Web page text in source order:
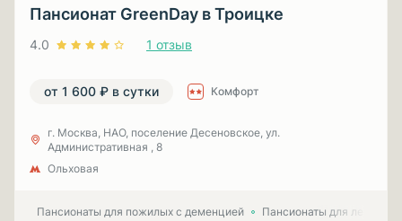
Пансионат GreenDay в Троицке
4.0 1 отзыв
от 1 600 ₽ в сутки Комфорт
г. Москва, НАО, поселение Десеновское, ул.
Административная , 8
Ольховая
Пансионаты для пожилых с деменцией Пансионаты для